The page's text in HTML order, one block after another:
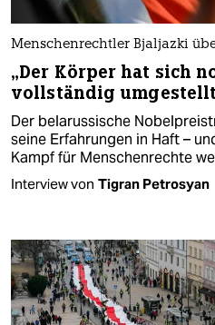
Menschenrechtler Bjaljazki
„Der Körper hat sich
vollständig
Der belarussische
seine Erfahrungen in Haft –
Kampf für Menschenrechte
Interview von Tigran Petrosyan